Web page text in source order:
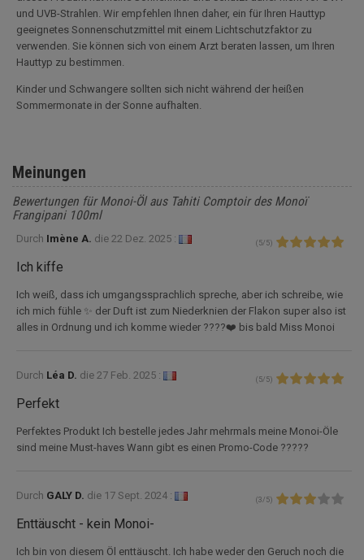
und UVB-Strahlen. Wir empfehlen Ihnen daher, ein für Ihren Hauttyp
geeignetes Sonnenschutzmittel mit einem Lichtschutzfaktor zu
verwenden. Sie können sich von einem Arzt beraten lassen, um Ihren
Hauttyp zu bestimmen.
Kinder und Schwangere sollten sich nicht während der heißen
Sommermonate in der Sonne aufhalten.
Meinungen
Bewertungen für Monoi-Öl aus Tahiti Comptoir des Monoï
Frangipani 100ml
Durch Imène A. die 22 Dez. 2025 : ( 5/ 5)
Ich kiffe
Ich weiß, dass ich umgangssprachlich spreche, aber ich schreibe, wie
ich mich fühle ✨ der Duft ist zum Niederknien der Flakon super also ist
alles in Ordnung und ich komme wieder ????❤️ bis bald Miss Monoi
Durch Léa D. die 27 Feb. 2025 : ( 5/ 5)
Perfekt
Perfektes Produkt Ich bestelle jedes Jahr mehrmals meine Monoi-Öle
sind meine Must-haves Wann gibt es einen Promo-Code ?????
Durch GALY D. die 17 Sept. 2024 : (3 / 5)
Enttäuscht - kein Monoi-
Ich bin von diesem Öl enttäuscht. Ich habe weder den Geruch noch die